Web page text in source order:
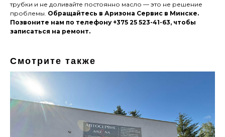
трубки и не доливайте постоянно масло — это не решение
проблемы. Обращайтесь в Аризона Сервис в Минске.
Позвоните нам по телефону +375 25 523-41-63, чтобы
записаться на ремонт.
Смотрите также